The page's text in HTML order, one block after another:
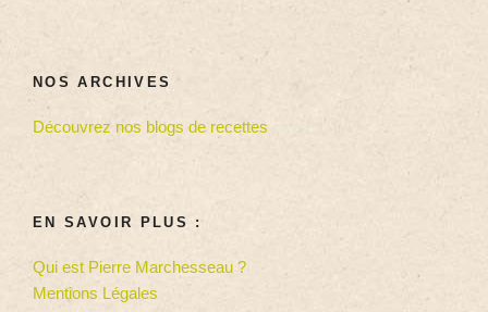
NOS ARCHIVES
Découvrez nos blogs de recettes
EN SAVOIR PLUS :
Qui est Pierre Marchesseau ?
Mentions Légales